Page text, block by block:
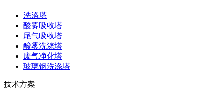
洗涤塔
酸雾吸收塔
尾气吸收塔
酸雾洗涤塔
废气净化塔
玻璃钢洗涤塔
技术方案